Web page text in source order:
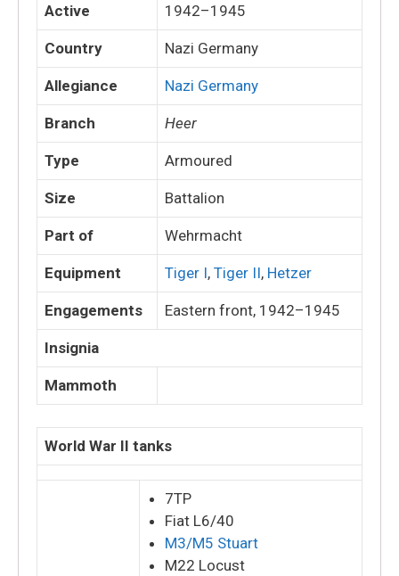
Active 1942–1945
Country Nazi Germany
Allegiance Nazi Germany
Branch Heer
Type Armoured
Size Battalion
Part of Wehrmacht
Equipment Tiger I, Tiger II, Hetzer
Engagements Eastern front, 1942–1945
Insignia
Mammoth
World War II tanks
7TP
Fiat L6/40
M3/M5 Stuart
M22 Locust